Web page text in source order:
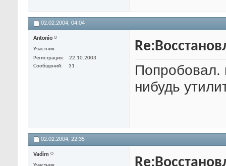
02.02.2004, 04:04
Antonio
Участник
Регистрация
22.10.2003
Сообщений
31
Попробовал.
нибудь
02.02.2004, 22:35
Vadim